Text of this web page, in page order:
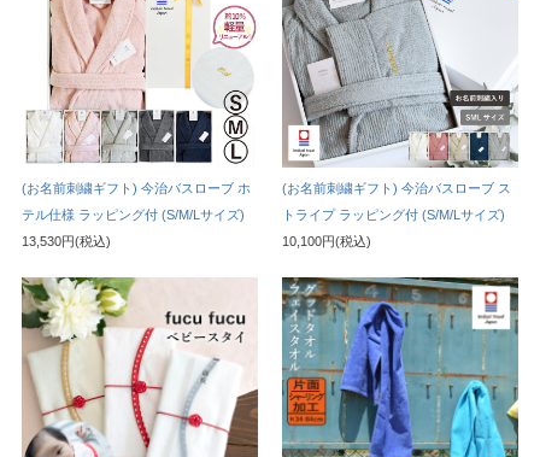
(お名前刺繍ギフト) 今治バスローブ ホ
テル仕様 ラッピング付 (S/M/Lサイズ)
13,530円(税込)
(お名前刺繍ギフト) 今治バスローブ ス
トライプ ラッピング付 (S/M/Lサイズ)
10,100円(税込)